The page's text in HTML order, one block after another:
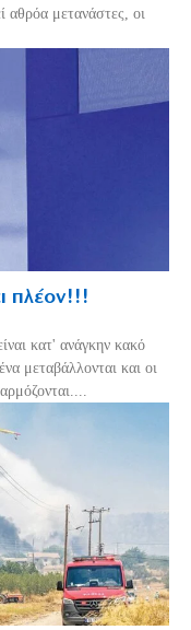
αθρόα μετανάστες, οι
πλέον!!!
κατ' ανάγκην κακό
μεταβάλλονται και οι